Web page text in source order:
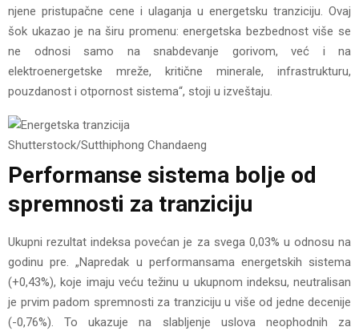
njene pristupačne cene i ulaganja u energetsku tranziciju. Ovaj
šok ukazao je na širu promenu: energetska bezbednost više se
ne odnosi samo na snabdevanje gorivom, već i na
elektroenergetske mreže, kritične minerale, infrastrukturu,
pouzdanost i otpornost sistema“, stoji u izveštaju.
Shutterstock/Sutthiphong Chandaeng
Performanse sistema bolje od
spremnosti za tranziciju
Ukupni rezultat indeksa povećan je za svega 0,03% u odnosu na
godinu pre. „Napredak u performansama energetskih sistema
(+0,43%), koje imaju veću težinu u ukupnom indeksu, neutralisan
je prvim padom spremnosti za tranziciju u više od jedne decenije
(-0,76%). To ukazuje na slabljenje uslova neophodnih za